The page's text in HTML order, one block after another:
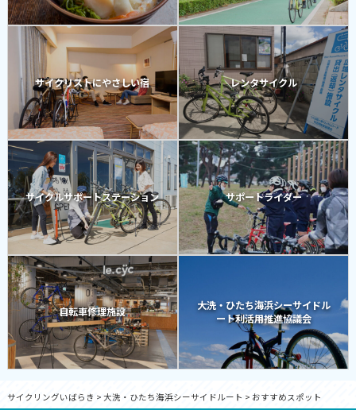
サイクリストにやさしい宿 レンタサイクル
サイクルサポートステーション サポートライダー
自転車修理施設
大洗・ひたち海浜シーサイドル
ート利活用推進協議会
サイクリングいばらき > 大洗・ひたち海浜シーサイドルート > おすすめスポット